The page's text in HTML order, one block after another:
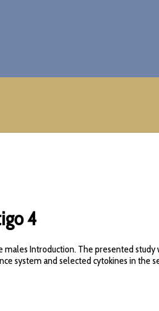
4
Introduction. The presented
system and selected cytokines in the